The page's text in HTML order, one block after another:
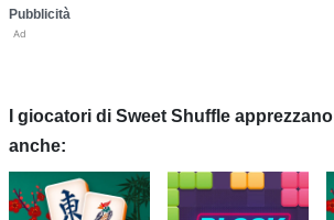
Pubblicità
Ad
I giocatori di Sweet Shuffle apprezzano
anche: